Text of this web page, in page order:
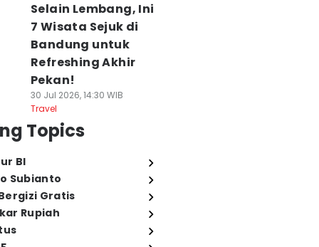
Selain Lembang, Ini
7 Wisata Sejuk di
Bandung untuk
Refreshing Akhir
Pekan!
30 Jul 2026, 14:30 WIB
Travel
Topics
BI
Subianto
Gratis
Rupiah